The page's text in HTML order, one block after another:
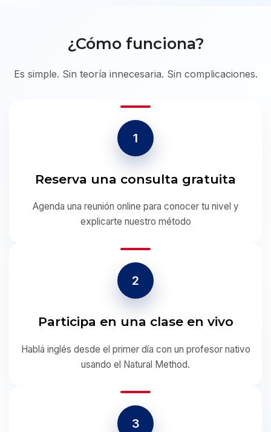
¿Cómo funciona?
Es simple. Sin teoría innecesaria. Sin complicaciones.
1
Reserva una consulta gratuita
Agenda una reunión online para conocer tu nivel y
explicarte nuestro método
2
Participa en una clase en vivo
Hablá inglés desde el primer día con un profesor nativo
usando el Natural Method.
3